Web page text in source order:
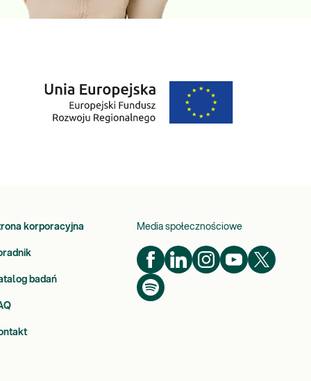
korporacyjna
badań
Media społecznościowe